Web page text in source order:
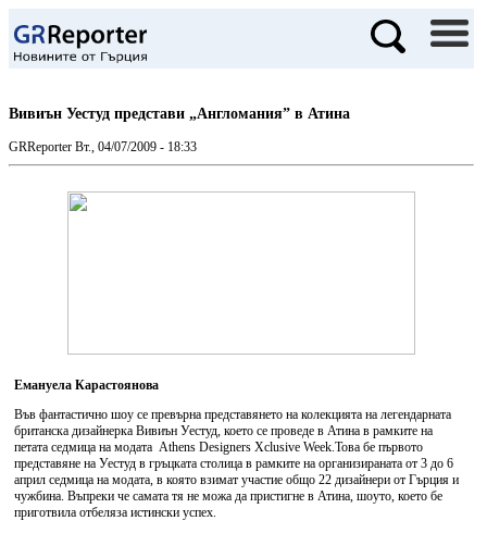
Вивиън Уестуд представи „Англомания” в Атина
GRReporter Вт., 04/07/2009 - 18:33
Емануела Карастоянова
Във фантастично шоу се превърна представянето на колекцията на легендарната
британска дизайнерка Вивиън Уестуд, което се проведе в Атина в рамките на
петата седмица на модата Athens Designers Xclusive Week.Това бе първото
представяне на Уестуд в гръцката столица в рамките на организираната от 3 до 6
април седмица на модата, в която взимат участие общо 22 дизайнери от Гърция и
чужбина. Въпреки че самата тя не можа да пристигне в Атина, шоуто, което бе
приготвила отбеляза истински успех.